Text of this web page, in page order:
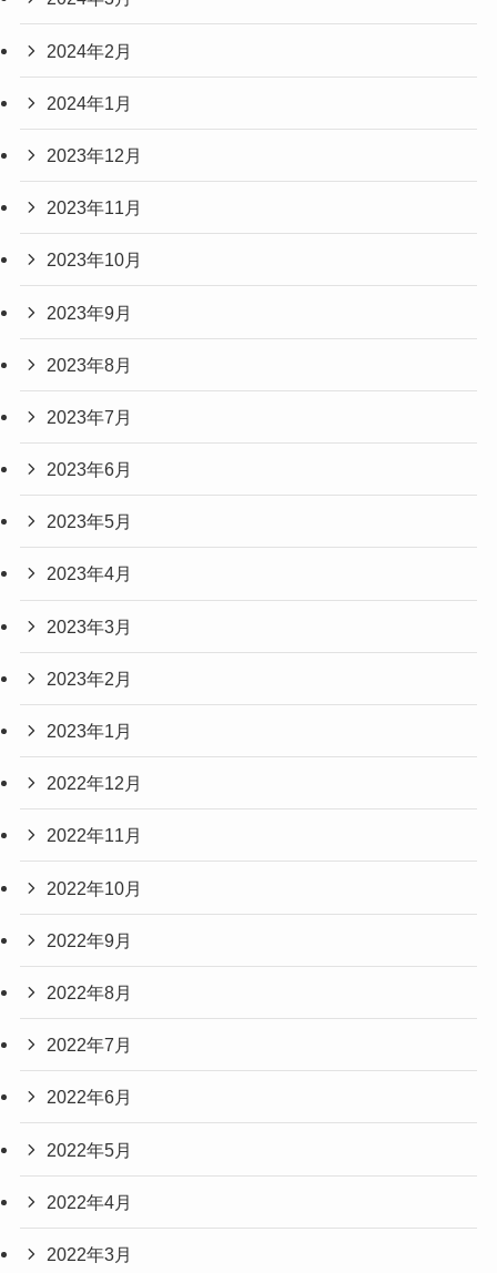
2024年2月
2024年1月
2023年12月
2023年11月
2023年10月
2023年9月
2023年8月
2023年7月
2023年6月
2023年5月
2023年4月
2023年3月
2023年2月
2023年1月
2022年12月
2022年11月
2022年10月
2022年9月
2022年8月
2022年7月
2022年6月
2022年5月
2022年4月
2022年3月